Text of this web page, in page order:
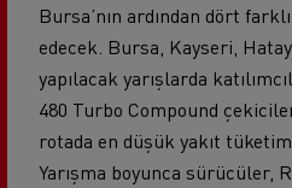
Bursa’nın ardından dört
edecek. Bursa, Kayseri,
yapılacak yarışlarda
480 Turbo Compound
rotada en düşük yakıt
Yarışma boyunca sürücüler,